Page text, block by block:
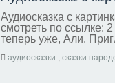
Аудиосказка с
смотреть по ссылке:
теперь уже, Али.
аудиосказки , сказки